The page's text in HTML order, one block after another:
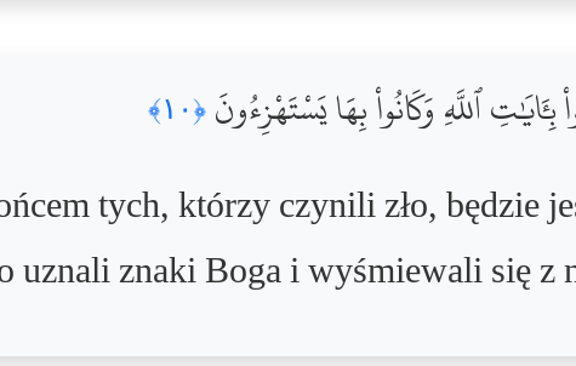
ٱللَّهِ وَكَانُواْ بِهَا يَسْتَهْزِءُونَ ﴿١٠﴾
tych, którzy czynili zło, będzie
uznali znaki Boga i wyśmiewali się z